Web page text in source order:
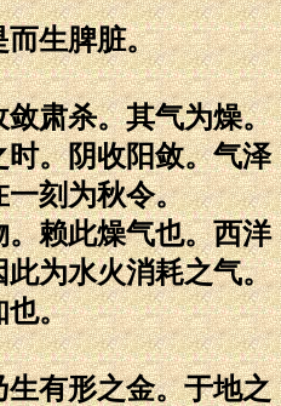
而生脾脏。
肃杀。其气为燥。
。阴收阳敛。气泽
一刻为秋令。
赖此燥气也。西洋
为水火消耗之气。
也。
有形之金。于地之